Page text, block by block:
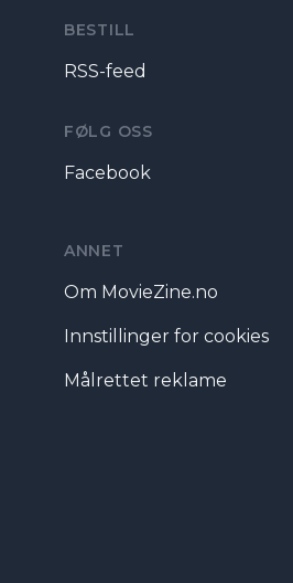
BESTILL
RSS-feed
FØLG OSS
Facebook
ANNET
Om MovieZine.no
Innstillinger for cookies
Målrettet reklame